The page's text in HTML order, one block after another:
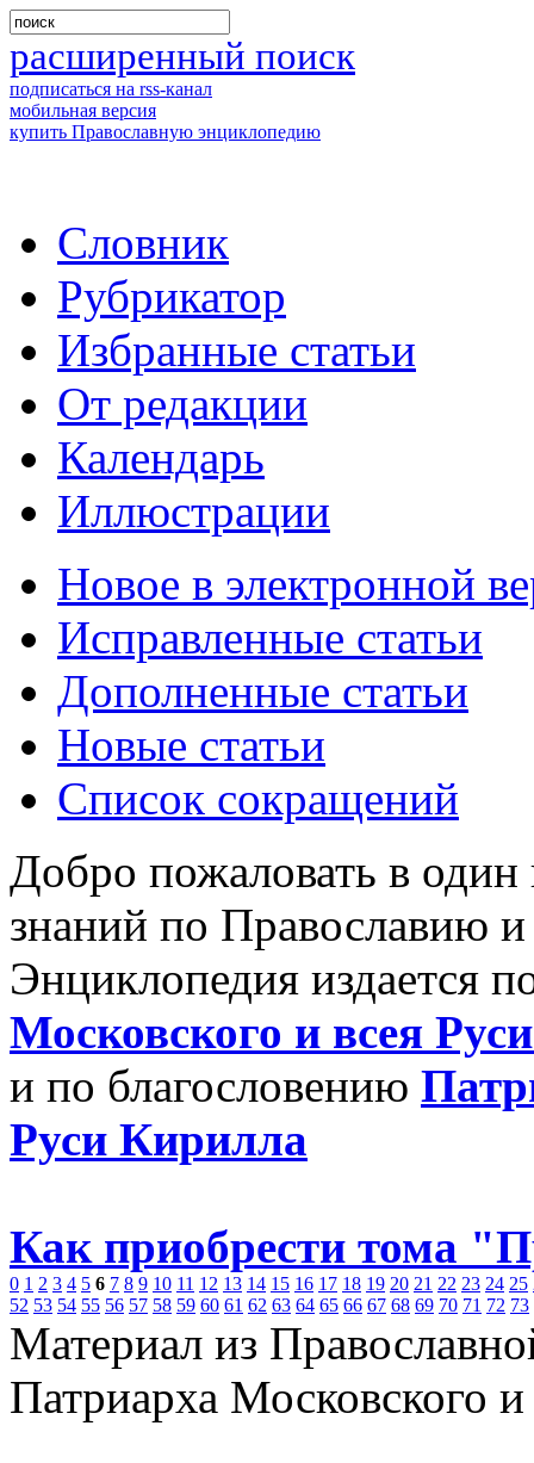
расширенный поиск
подписаться на rss-канал
мобильная версия
купить Православную энциклопедию
Словник
Рубрикатор
Избранные статьи
От редакции
Календарь
Иллюстрации
Новое в электронной
Исправленные статьи
Дополненные статьи
Новые статьи
Список сокращений
Добро пожаловать в
знаний по Православию
Энциклопедия издается
Московского и всея
и по благословению
Руси Кирилла
Как приобрести тома
0 1 2 3 4 5 6 7 8 9 10 11 12 13 14 15 16 17 18 19 20 21 22 23 24 25
52 53 54 55 56 57 58 59 60 61 62 63 64 65 66 67 68 69 70 71 72 73
Материал из
Патриарха Московского